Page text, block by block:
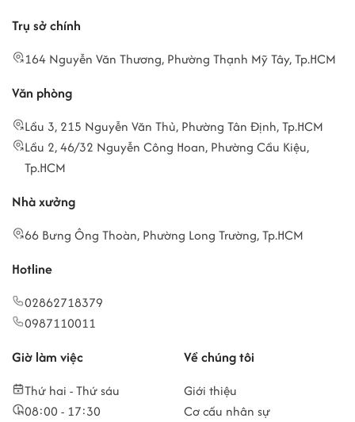
Trụ sở chính
164 Nguyễn Văn Thương, Phường Thạnh Mỹ Tây, Tp.HCM
Văn phòng
Lầu 3, 215 Nguyễn Văn Thủ, Phường Tân Định, Tp.HCM
Lầu 2, 46/32 Nguyễn Công Hoan, Phường Cầu Kiệu,
Tp.HCM
Nhà xưởng
66 Bưng Ông Thoàn, Phường Long Trường, Tp.HCM
Hotline
02862718379
0987110011
Giờ làm việc
Thứ hai - Thứ sáu
08:00 - 17:30
Về chúng tôi
Giới thiệu
Cơ cấu nhân sự